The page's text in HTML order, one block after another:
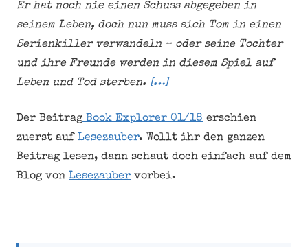
Er hat noch nie einen Schuss abgegeben in
seinem Leben, doch nun muss sich Tom in einen
Serienkiller verwandeln – oder seine Tochter
und ihre Freunde werden in diesem Spiel auf
Leben und Tod sterben. […]
Der Beitrag Book Explorer 01/18 erschien
zuerst auf Lesezauber. Wollt ihr den ganzen
Beitrag lesen, dann schaut doch einfach auf dem
Blog von Lesezauber vorbei.